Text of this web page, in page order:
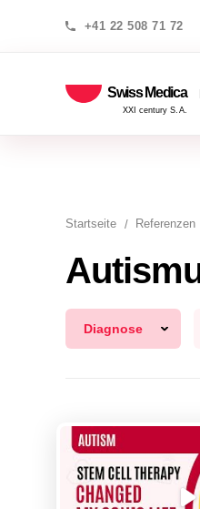
+41 22 508 71 72
Swiss Medica
XXI century S.A.
Startseite Referenzen
Diagnose